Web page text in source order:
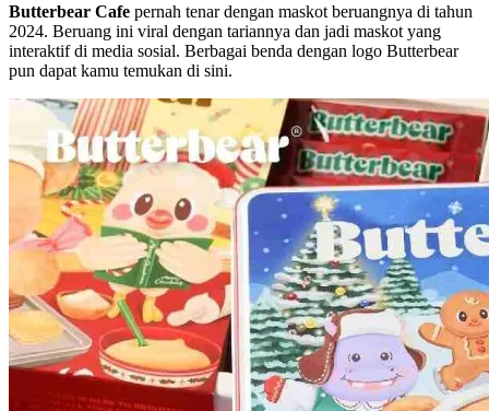
Butterbear Cafe pernah tenar dengan maskot beruangnya di tahun
2024. Beruang ini viral dengan tariannya dan jadi maskot yang
interaktif di media sosial. Berbagai benda dengan logo Butterbear
pun dapat kamu temukan di sini.